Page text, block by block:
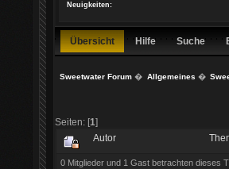
Neuigkeiten:
Übersicht Hilfe Suche
Sweetwater Forum � Allgemeines �
Seiten: [1]
Autor
0 Mitglieder und 1 Gast betrachten dieses